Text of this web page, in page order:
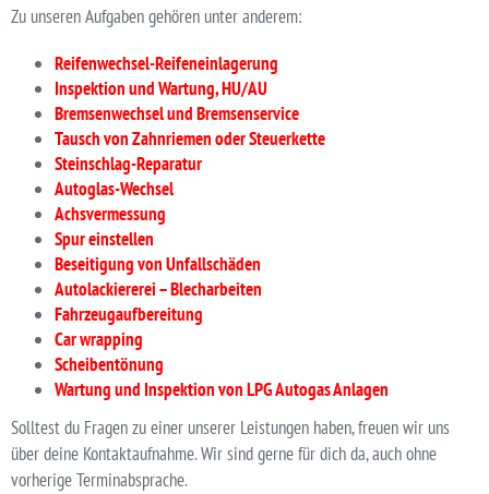
Zu unseren Aufgaben gehören unter anderem:
Reifenwechsel-Reifeneinlagerung
Inspektion und Wartung, HU/AU
Bremsenwechsel und Bremsenservice
Tausch von Zahnriemen oder Steuerkette
Steinschlag-Reparatur
Autoglas-Wechsel
Achsvermessung
Spur einstellen
Beseitigung von Unfallschäden
Autolackiererei – Blecharbeiten
Fahrzeugaufbereitung
Car wrapping
Scheibentönung
Wartung und Inspektion von LPG Autogas Anlagen
Solltest du Fragen zu einer unserer Leistungen haben, freuen wir uns
über deine Kontaktaufnahme. Wir sind gerne für dich da, auch ohne
vorherige Terminabsprache.